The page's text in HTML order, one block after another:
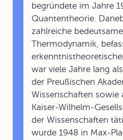
begründete im Jahre
Quantentheorie.
zahlreiche
Thermodynamik,
war viele Jahre lang
der Preußischen
Wissenschaften sowie
Kaiser-Wilhelm-
der Wissenschaften
wurde 1948 in Max-